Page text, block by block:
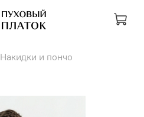
Накидки и пончо